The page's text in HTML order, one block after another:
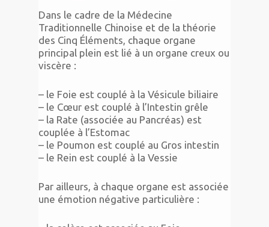
Dans le cadre de la Médecine
Traditionnelle Chinoise et de la théorie
des Cinq Éléments, chaque organe
principal plein est lié à un organe creux ou
viscère :
– le Foie est couplé à la Vésicule biliaire
– le Cœur est couplé à l’Intestin grêle
– la Rate (associée au Pancréas) est
couplée à l’Estomac
– le Poumon est couplé au Gros intestin
– le Rein est couplé à la Vessie
Par ailleurs, à chaque organe est associée
une émotion négative particulière :